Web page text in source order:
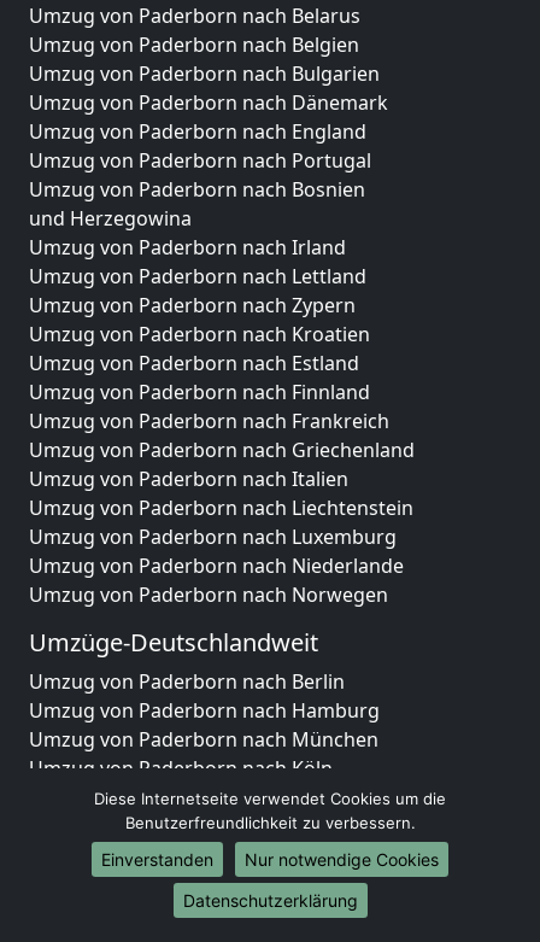
Umzug von Paderborn nach Belarus
Umzug von Paderborn nach Belgien
Umzug von Paderborn nach Bulgarien
Umzug von Paderborn nach Dänemark
Umzug von Paderborn nach England
Umzug von Paderborn nach Portugal
Umzug von Paderborn nach Bosnien
und Herzegowina
Umzug von Paderborn nach Irland
Umzug von Paderborn nach Lettland
Umzug von Paderborn nach Zypern
Umzug von Paderborn nach Kroatien
Umzug von Paderborn nach Estland
Umzug von Paderborn nach Finnland
Umzug von Paderborn nach Frankreich
Umzug von Paderborn nach Griechenland
Umzug von Paderborn nach Italien
Umzug von Paderborn nach Liechtenstein
Umzug von Paderborn nach Luxemburg
Umzug von Paderborn nach Niederlande
Umzug von Paderborn nach Norwegen
Umzüge-Deutschlandweit
Umzug von Paderborn nach Berlin
Umzug von Paderborn nach Hamburg
Umzug von Paderborn nach München
Umzug von Paderborn nach Köln
Umzug von Paderborn nach Frankfurt am Main
Umzug von Paderborn nach Stuttgart
Umzug von Paderborn nach Düsseldorf
Umzug von Paderborn nach Leipzig
Umzug von Paderborn nach Dortmund
Diese Internetseite verwendet Cookies um die
Benutzerfreundlichkeit zu verbessern.
Einverstanden
Nur notwendige Cookies
Datenschutzerklärung